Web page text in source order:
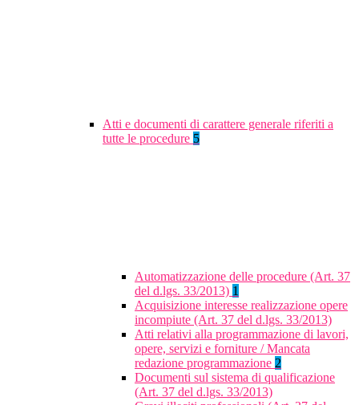
Atti e documenti di carattere generale riferiti a
tutte le procedure 5
Automatizzazione delle procedure (Art. 37
del d.lgs. 33/2013) 1
Acquisizione interesse realizzazione opere
incompiute (Art. 37 del d.lgs. 33/2013)
Atti relativi alla programmazione di lavori,
opere, servizi e forniture / Mancata
redazione programmazione 2
Documenti sul sistema di qualificazione
(Art. 37 del d.lgs. 33/2013)